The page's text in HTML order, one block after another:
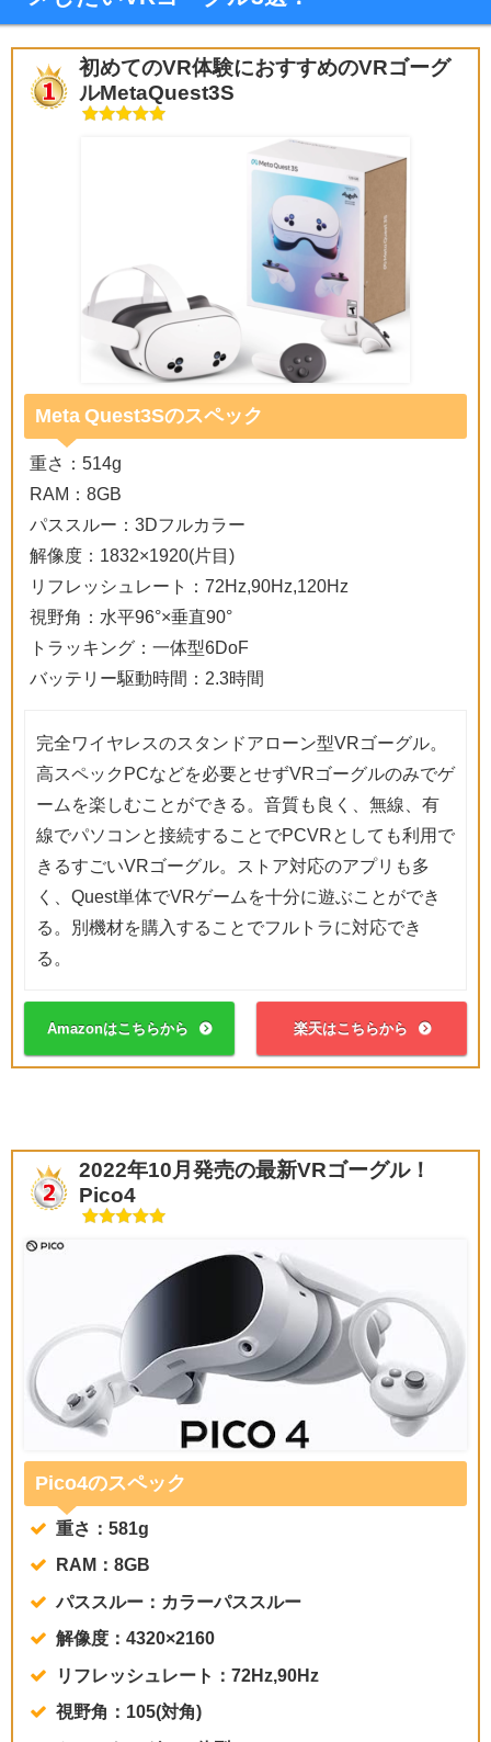
初めてのVR体験におすすめのVRゴーグ
ルMetaQuest3S
Meta Quest3Sのスペック
重さ：514g
RAM：8GB
パススルー：3Dフルカラー
解像度：1832×1920(片目)
リフレッシュレート：72Hz,90Hz,120Hz
視野角：水平96°×垂直90°
トラッキング：一体型6DoF
バッテリー駆動時間：2.3時間
完全ワイヤレスのスタンドアローン型VRゴーグル。
高スペックPCなどを必要とせずVRゴーグルのみでゲ
ームを楽しむことができる。音質も良く、無線、有
線でパソコンと接続することでPCVRとしても利用で
きるすごいVRゴーグル。ストア対応のアプリも多
く、Quest単体でVRゲームを十分に遊ぶことができ
る。別機材を購入することでフルトラに対応でき
る。
Amazonはこちらから 楽天はこちらから
2022年10月発売の最新VRゴーグル！
Pico4
Pico4のスペック
重さ：581g
RAM：8GB
パススルー：カラーパススルー
解像度：4320×2160
リフレッシュレート：72Hz,90Hz
視野角：105(対角)